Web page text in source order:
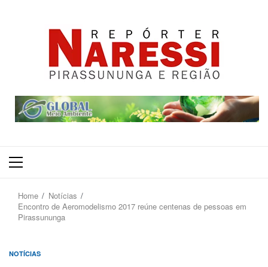
Primary
Home
Notícias
Encontro de Aeromodelismo 2017 reúne centenas de pessoas em
Pirassununga
NOTÍCIAS